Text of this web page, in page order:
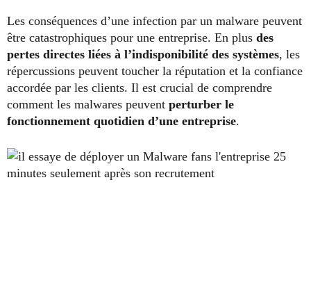
Les conséquences d’une infection par un malware peuvent
être catastrophiques pour une entreprise. En plus des
pertes directes liées à l’indisponibilité des systèmes, les
répercussions peuvent toucher la réputation et la confiance
accordée par les clients. Il est crucial de comprendre
comment les malwares peuvent perturber le
fonctionnement quotidien d’une entreprise.